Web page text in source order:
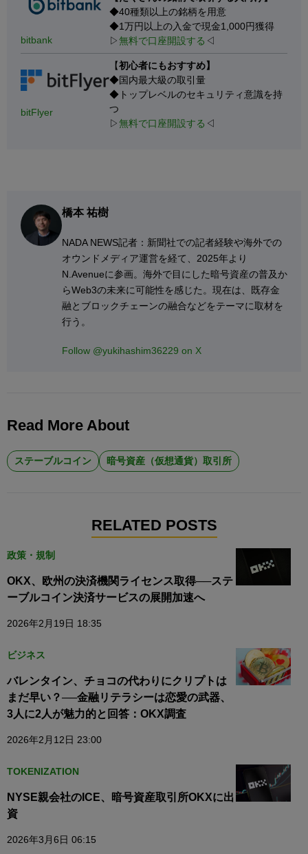
bitbank
◆40種類以上の銘柄を用意
◆1万円以上の入金で現金1,000円獲得
▷無料で口座開設する ◁
bitFlyer
【初心者にもおすすめ】
◆国内最大級の取引量
◆トップレベルのセキュリティ意識を持
つ
▷無料で口座開設する ◁
橋本 祐樹
NADA NEWS記者：新聞社での記者経験や海外での
オウンドメディア運営を経て、2025年より
N.Avenueに参画。海外で目にした暗号資産の普及か
らWeb3の未来に可能性を感じた。現在は、既存金
融とブロックチェーンの融合などをテーマに取材を
行う。
Follow @yukihashim36229 on X
Read More About
ステーブルコイン 暗号資産（仮想通貨）取引所
RELATED POSTS
政策・規制
OKX、欧州の決済機関ライセンス取得──ステ
ーブルコイン決済サービスの展開加速へ
2026年2月19日 18:35
ビジネス
バレンタイン、チョコの代わりにクリプトは
まだ早い？──金融リテラシーは恋愛の武器、
3人に2人が魅力的と回答：OKX調査
2026年2月12日 23:00
TOKENIZATION
NYSE親会社のICE、暗号資産取引所OKXに出
資
2026年3月6日 06:15